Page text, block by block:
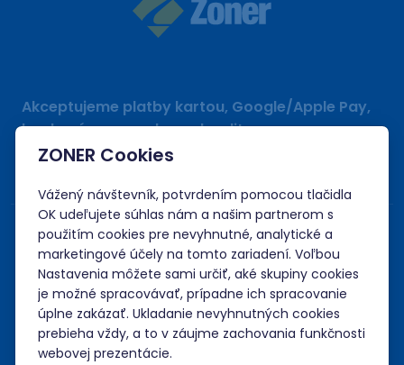
Akceptujeme platby kartou, Google/Apple Pay,
bankovým prevodom a kreditom.
ZONER Cookies
Vážený návštevník, potvrdením pomocou tlačidla
OK udeľujete súhlas nám a našim partnerom s
použitím cookies pre nevyhnutné, analytické a
marketingové účely na tomto zariadení. Voľbou
Nastavenia môžete sami určiť, aké skupiny cookies
je možné spracovávať, prípadne ich spracovanie
úplne zakázať. Ukladanie nevyhnutných cookies
prebieha vždy, a to v záujme zachovania funkčnosti
webovej prezentácie.